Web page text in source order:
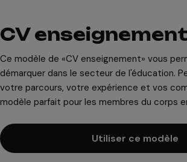
CV enseignement
Ce modèle de «CV enseignement» vous
démarquer dans le secteur de l'éducation.
votre parcours, votre expérience et vos
modèle parfait pour les membres du corps
Utiliser ce modèle